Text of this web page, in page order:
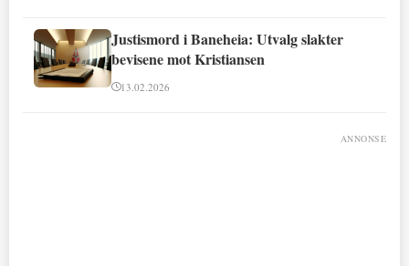
Justismord i Baneheia: Utvalg slakter
bevisene mot Kristiansen
13.02.2026
ANNONSE